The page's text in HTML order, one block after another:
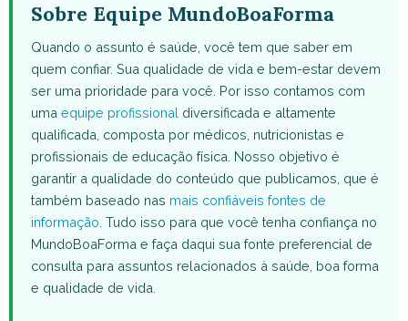
Sobre Equipe MundoBoaForma
Quando o assunto é saúde, você tem que saber em
quem confiar. Sua qualidade de vida e bem-estar devem
ser uma prioridade para você. Por isso contamos com
uma equipe profissional diversificada e altamente
qualificada, composta por médicos, nutricionistas e
profissionais de educação física. Nosso objetivo é
garantir a qualidade do conteúdo que publicamos, que é
também baseado nas mais confiáveis fontes de
informação . Tudo isso para que você tenha confiança no
MundoBoaForma e faça daqui sua fonte preferencial de
consulta para assuntos relacionados à saúde, boa forma
e qualidade de vida.